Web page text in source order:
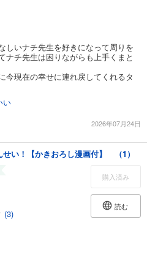
しいナチ先生を好きになって周りを
ナチ先生は困りながらも上手くまと
今現在の幸せに連れ戻してくれるタ
い
2026年07月24日
い！【かきおろし漫画付】 （1）
(3)
購入済み
読む